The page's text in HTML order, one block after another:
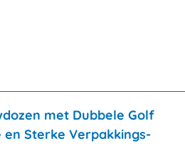
met Dubbele Golf
en Sterke Verpakkings-